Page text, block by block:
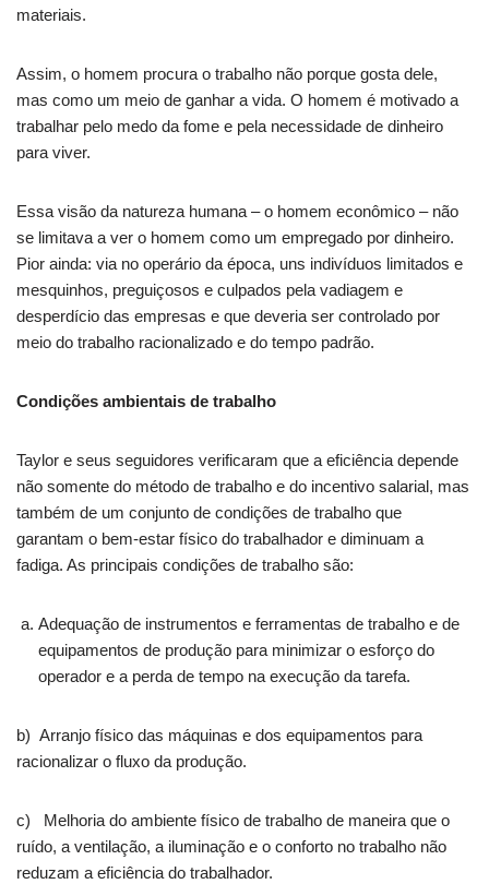
materiais.
Assim, o homem procura o trabalho não porque gosta dele,
mas como um meio de ganhar a vida. O homem é motivado a
trabalhar pelo medo da fome e pela necessidade de dinheiro
para viver.
Essa visão da natureza humana – o homem econômico – não
se limitava a ver o homem como um empregado por dinheiro.
Pior ainda: via no operário da época, uns indivíduos limitados e
mesquinhos, preguiçosos e culpados pela vadiagem e
desperdício das empresas e que deveria ser controlado por
meio do trabalho racionalizado e do tempo padrão.
Condições ambientais de trabalho
Taylor e seus seguidores verificaram que a eficiência depende
não somente do método de trabalho e do incentivo salarial, mas
também de um conjunto de condições de trabalho que
garantam o bem-estar físico do trabalhador e diminuam a
fadiga. As principais condições de trabalho são:
Adequação de instrumentos e ferramentas de trabalho e de
equipamentos de produção para minimizar o esforço do
operador e a perda de tempo na execução da tarefa.
b) Arranjo físico das máquinas e dos equipamentos para
racionalizar o fluxo da produção.
c) Melhoria do ambiente físico de trabalho de maneira que o
ruído, a ventilação, a iluminação e o conforto no trabalho não
reduzam a eficiência do trabalhador.